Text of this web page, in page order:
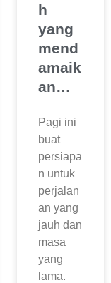
h
yang
mend
amaik
an…
Pagi ini
buat
persiapa
n untuk
perjalan
an yang
jauh dan
masa
yang
lama.